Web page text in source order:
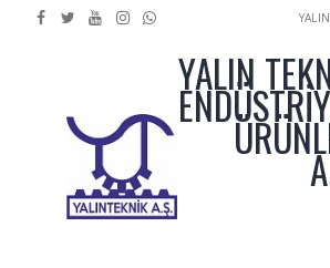
YALIN